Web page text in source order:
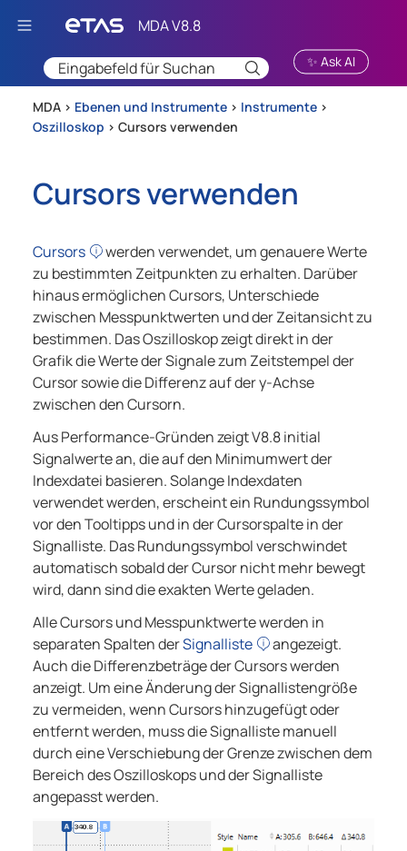
Zu Hauptinhalt springen
✨ Ask AI
MDA > Ebenen und Instrumente > Instrumente >
Oszilloskop > Cursors verwenden
Cursors verwenden
Cursors
werden verwendet, um genauere Werte
zu bestimmten Zeitpunkten zu erhalten. Darüber
hinaus ermöglichen Cursors, Unterschiede
zwischen Messpunktwerten und der Zeitansicht zu
bestimmen. Das Oszilloskop zeigt direkt in der
Grafik die Werte der Signale zum Zeitstempel der
Cursor sowie die Differenz auf der y-Achse
zwischen den Cursorn.
Aus Performance-Gründen zeigtV8.8initial
Signalwerte an, die auf den Minimumwert der
Indexdatei basieren. Solange Indexdaten
verwendet werden, erscheint ein Rundungssymbol
vor den Tooltipps und in der Cursorspalte in der
Signalliste. Das Rundungssymbol verschwindet
automatisch sobald der Cursor nicht mehr bewegt
wird, dann sind die exakten Werte geladen.
Alle Cursors und Messpunktwerte werden in
separaten Spalten derSignalliste
angezeigt.
Auch die Differenzbeträge der Cursors werden
anzeigt. Um eine Änderung der Signallistengröße
zu vermeiden, wenn Cursors hinzugefügt oder
entfernt werden, muss die Signalliste manuell
durch eine Verschiebung der Grenze zwischen dem
Bereich des Oszilloskops und der Signalliste
angepasst werden.